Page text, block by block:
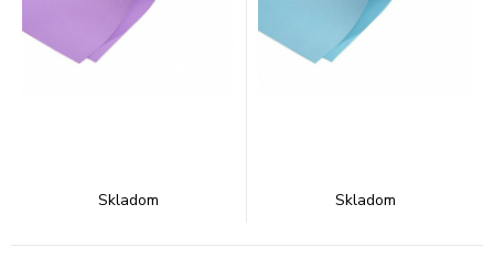
Skladom Skladom